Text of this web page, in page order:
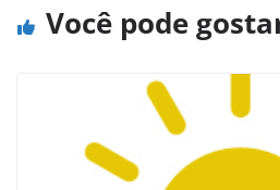
Você pode